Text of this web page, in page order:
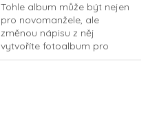
5
hvězdiček.
Tohle album může být nejen
pro novomanžele, ale
změnou nápisu z něj
vytvoříte fotoalbum pro
každou příležitost. Album na